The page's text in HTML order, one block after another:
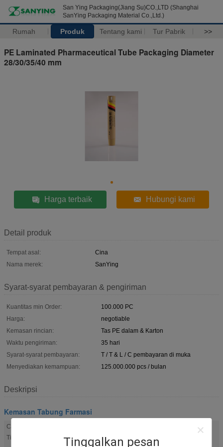
San Ying Packaging(Jiang Su)CO.,LTD (Shanghai
SanYing Packaging Material Co.,Ltd.)
Rumah Produk Tentang kami Tur Pabrik >>
Tinggalkan pesan
PE Laminated Pharmaceutical Tube Packaging Diameter
28/30/35/40 mm
Harga terbaik Hubungi kami
Detail produk
Tempat asal:
Cina
Nama merek:
SanYing
Syarat-syarat pembayaran & pengiriman
Kuantitas min Order:
100.000 PC
Harga:
negotiable
Kemasan rincian:
Tas PE dalam & Karton
Waktu pengiriman:
35 hari
Syarat-syarat pembayaran:
T / T & L / C pembayaran di muka
Menyediakan kemampuan:
125.000.000 pcs / bulan
Deskripsi
Kemasan Tabung Farmasi
Cahaya
Tinggi: